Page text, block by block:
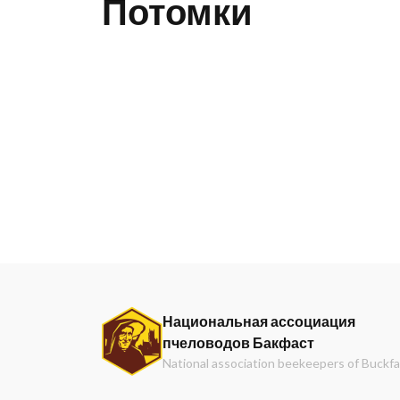
Потомки
Национальная ассоциация
пчеловодов Бакфаст
National association beekeepers of